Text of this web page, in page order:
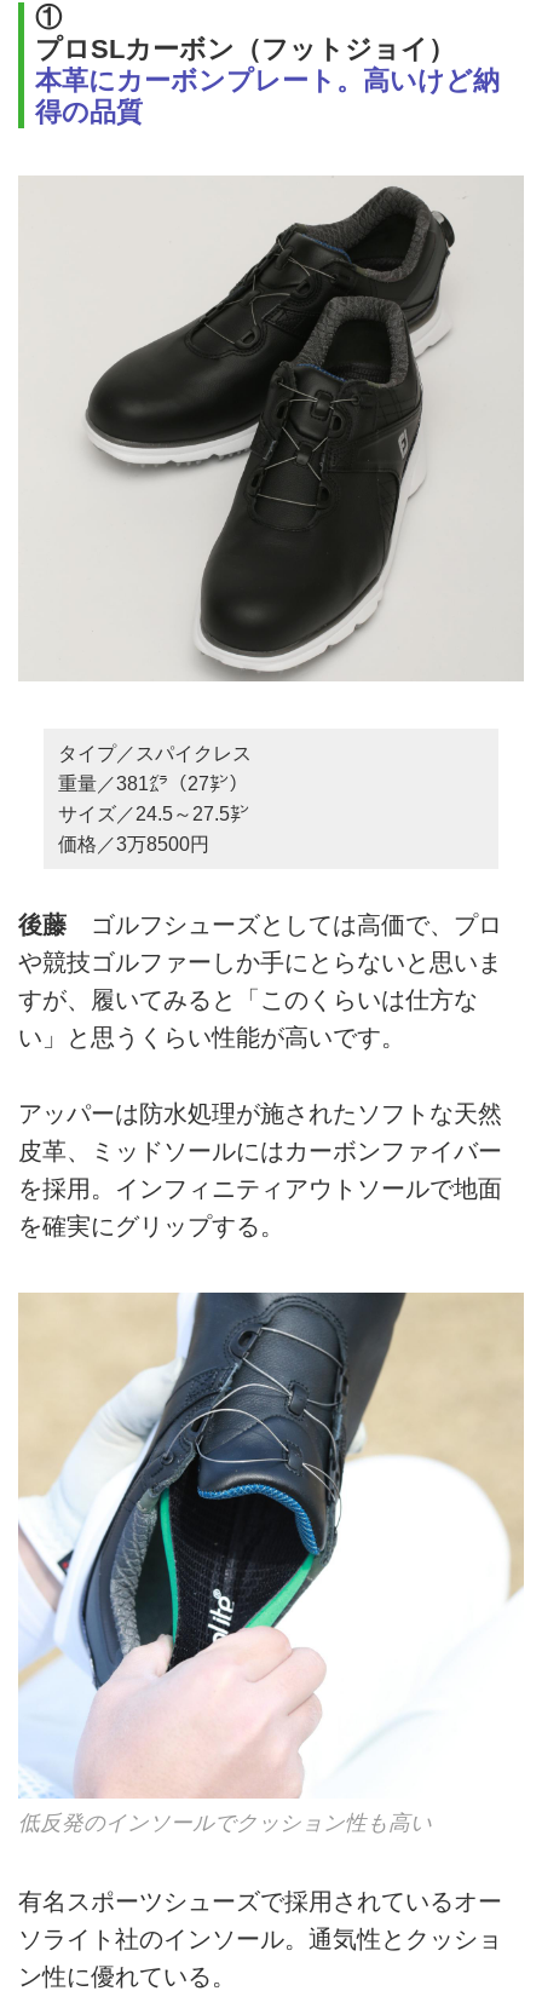
①
プロSLカーボン（フットジョイ）
本革にカーボンプレート。高いけど納
得の品質
タイプ／スパイクレス
重量／381㌘（27㌢）
サイズ／24.5～27.5㌢
価格／3万8500円
後藤 ゴルフシューズとしては高価で、プロ
や競技ゴルファーしか手にとらないと思いま
すが、履いてみると「このくらいは仕方な
い」と思うくらい性能が高いです。
アッパーは防水処理が施されたソフトな天然
皮革、ミッドソールにはカーボンファイバー
を採用。インフィニティアウトソールで地面
を確実にグリップする。
低反発のインソールでクッション性も高い
有名スポーツシューズで採用されているオー
ソライト社のインソール。通気性とクッショ
ン性に優れている。